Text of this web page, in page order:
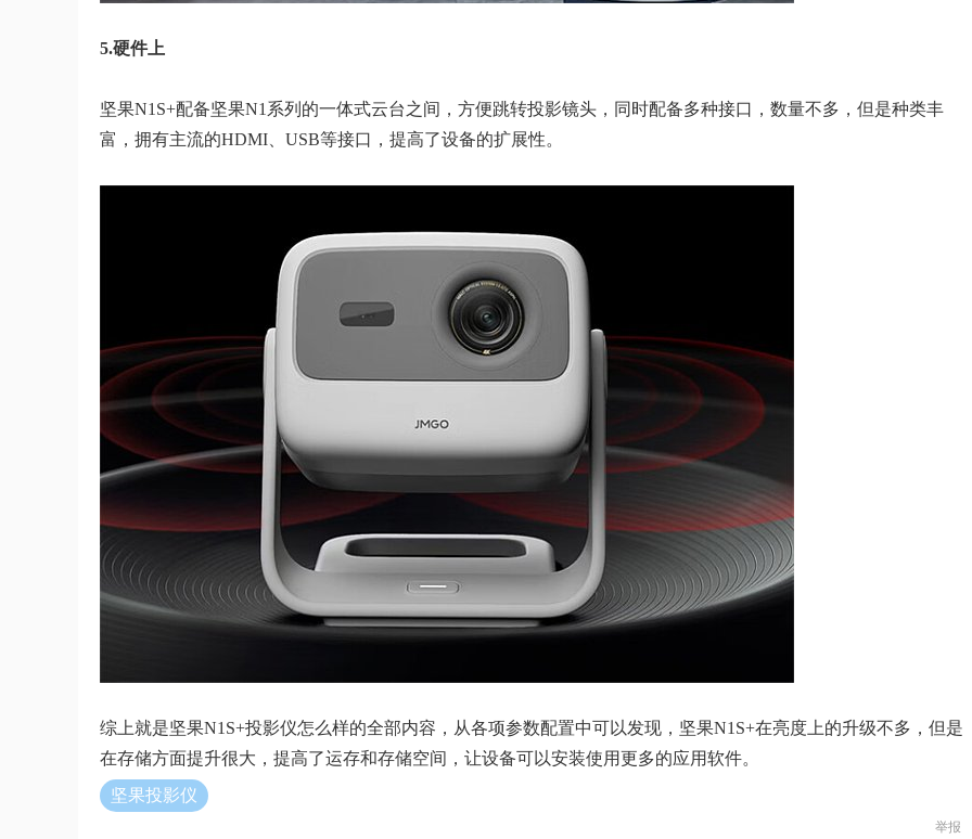
5.硬件上
坚果N1S+配备坚果N1系列的一体式云台之间，方便跳转投影镜头，同时配备多种接口，数量不多，但是种类丰
富，拥有主流的HDMI、USB等接口，提高了设备的扩展性。
综上就是坚果N1S+投影仪怎么样的全部内容，从各项参数配置中可以发现，坚果N1S+在亮度上的升级不多，但是
在存储方面提升很大，提高了运存和存储空间，让设备可以安装使用更多的应用软件。
坚果投影仪
举报